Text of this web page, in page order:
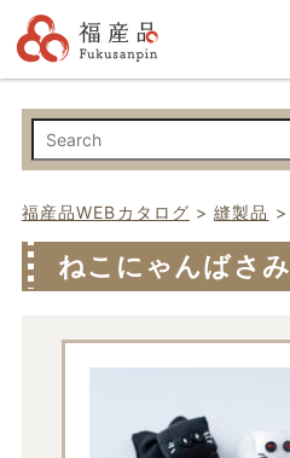
福産品WEBカタログ >縫製品 >
ねこにゃんばさみ